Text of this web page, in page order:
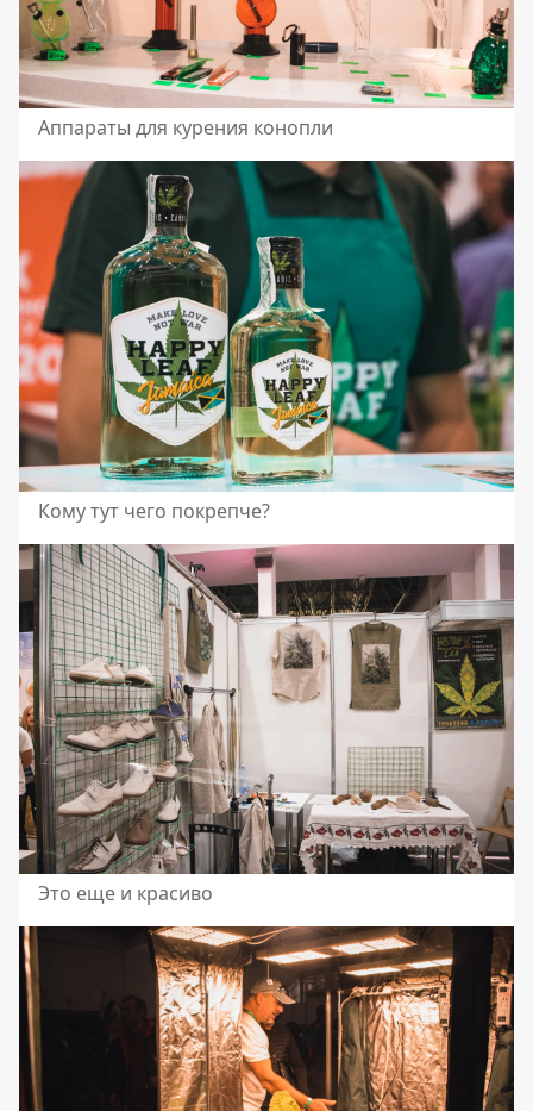
Аппараты для курения конопли
Кому тут чего покрепче?
Это еще и красиво